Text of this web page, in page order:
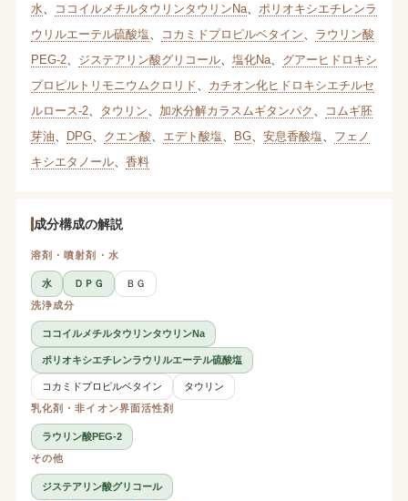
水 ココイルメチルタウリンタウリンNa、 ポリオキシエチレンラ
ウリルエーテル硫酸塩
コカミドプロピルベタイン
ラウリン酸
PEG-2、 ジステアリン酸グリコール、 塩化Na、 グアーヒドロキシ
プロピルトリモニウムクロリド
カチオン化ヒドロキシエチルセ
ルロース-2、 タウリン 加水分解カラスムギタンパク
コムギ胚
芽油
DPG、 クエン酸 エデト酸塩 BG、 安息香酸塩
フェノ
キシエタノール、 香料
成分構成の解説
溶剤・噴射剤・水
水 ＤＰＧ
ＢＧ
洗浄成分
ココイルメチルタウリンタウリンNa
ポリオキシエチレンラウリルエーテル硫酸塩
コカミドプロピルベタイン
タウリン
乳化剤・非イオン界面活性剤
ラウリン酸PEG-2
その他
ジステアリン酸グリコール